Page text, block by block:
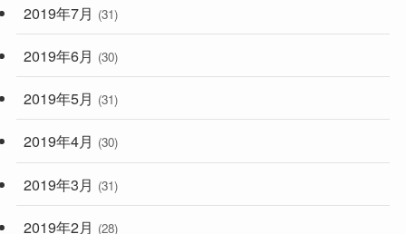
2019年7月 (31)
2019年6月 (30)
2019年5月 (31)
2019年4月 (30)
2019年3月 (31)
2019年2月 (28)